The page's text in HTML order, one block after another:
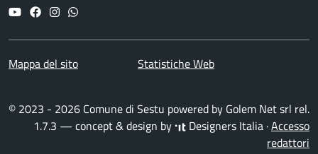
YouTubeFacebookInstagram
Whatsapp
Mappa del sito Statistiche Web
© 2023 - 2026 Comune di Sestu powered by Golem Net srl rel.
1.7.3 — concept & design by
Designers Italia ·Accesso
redattori